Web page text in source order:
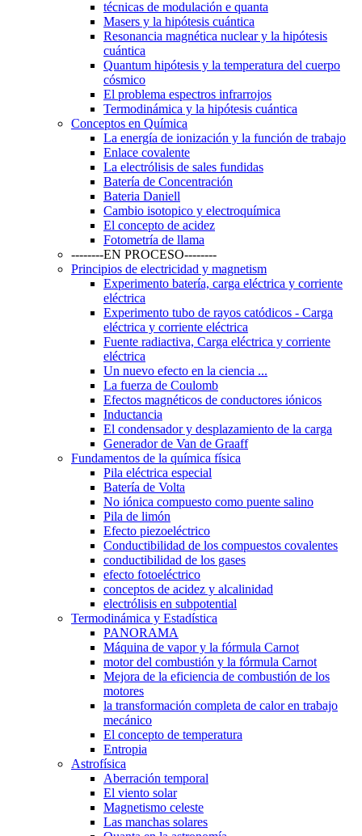
técnicas de modulación e quanta
Masers y la hipótesis cuántica
Resonancia magnética nuclear y la hipótesis
cuántica
Quantum hipótesis y la temperatura del cuerpo
cósmico
El problema espectros infrarrojos
Termodinámica y la hipótesis cuántica
Conceptos en Química
La energía de ionización y la función de trabajo
Enlace covalente
La electrólisis de sales fundidas
Batería de Concentración
Bateria Daniell
Cambio isotopico y electroquímica
El concepto de acidez
Fotometría de llama
--------EN PROCESO--------
Principios de electricidad y magnetism
Experimento batería, carga eléctrica y corriente
eléctrica
Experimento tubo de rayos catódicos - Carga
eléctrica y corriente eléctrica
Fuente radiactiva, Carga eléctrica y corriente
eléctrica
Un nuevo efecto en la ciencia ...
La fuerza de Coulomb
Efectos magnéticos de conductores iónicos
Inductancia
El condensador y desplazamiento de la carga
Generador de Van de Graaff
Fundamentos de la química física
Pila eléctrica especial
Batería de Volta
No iónica compuesto como puente salino
Pila de limón
Efecto piezoeléctrico
Conductibilidad de los compuestos covalentes
conductibilidad de los gases
efecto fotoeléctrico
conceptos de acidez y alcalinidad
electrólisis en subpotential
Termodinámica y Estadística
PANORAMA
Máquina de vapor y la fórmula Carnot
motor del combustión y la fórmula Carnot
Mejora de la eficiencia de combustión de los
motores
la transformación completa de calor en trabajo
mecánico
El concepto de temperatura
Entropia
Astrofísica
Aberración temporal
El viento solar
Magnetismo celeste
Las manchas solares